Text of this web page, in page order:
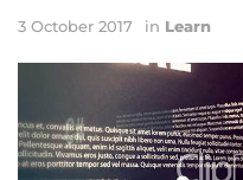
3 October 2017 in Learn